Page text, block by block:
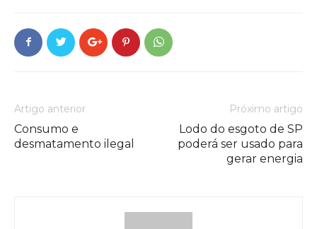
Artigo anterior
Consumo e
desmatamento ilegal
Próximo artigo
Lodo do esgoto de SP
poderá ser usado para
gerar energia